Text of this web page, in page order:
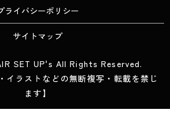
ライバシーポリシー
サイトマップ
SET UP's All Rights Reserved.
イラストなどの無断複写・転載を禁じ
ます】